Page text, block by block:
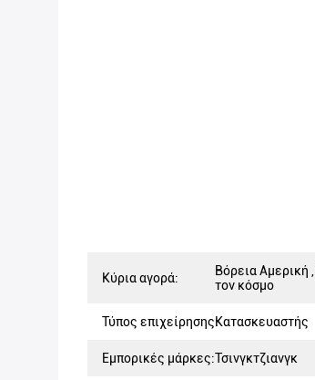
Κύρια αγορά:
Βόρεια Αμερική
τον κόσμο
Τύπος επιχείρησης:Κατασκευαστής
Εμπορικές μάρκες:Τσινγκτζιανγκ